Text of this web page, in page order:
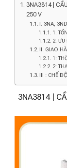
3NA3814 |
250 V
I. 3NA,
1.
2. ƯU
II. GIAO
1:
2:
III : CHẾ
3NA3814 |